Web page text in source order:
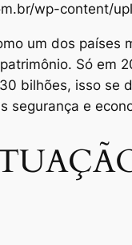
wp-content/
um dos países
Só em
bilhões, isso se
segurança e